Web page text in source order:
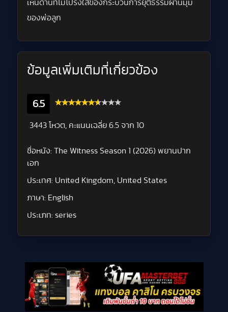
เห็นด้านที่ไม่โปร่งใสของกระบวนการยุติธรรมผ่านมุม
ของพ่อลูก
ข้อมูลเพิ่มเติมที่เกี่ยวข้อง
6.5
3443 โหวต, คะแนนเฉลี่ย 6.5 จาก 10
ชื่อหนัง: The Witness Season 1 (2026) พยานปาก
เอก
ประเทศ: United Kingdom, United States
ภาษา: English
ประเภท: series